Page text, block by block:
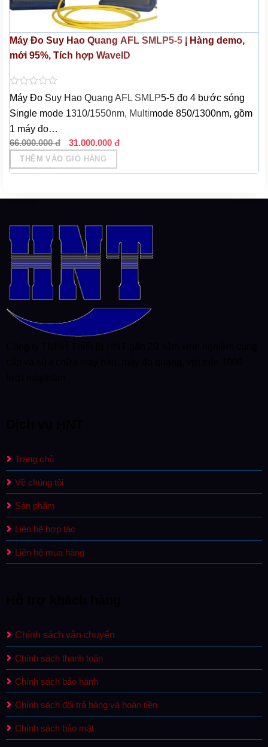
Máy Đo Suy Hao Quang AFL SMLP5-5 | Hàng demo,
mới 95%, Tích hợp WaveID
Được
xếp
hạng
0
5
sao
Máy Đo Suy Hao Quang AFL SMLP5-5 đo 4 bước sóng
Single mode 1310/1550nm, Multimode 850/1300nm, gồm
1 máy đo…
66.000.000đ
Giá
gốc
là:
66.000.000 đ.
31.000.000 đ
THÊM VÀO GIỎ HÀNG
Trang chủ
Về chúng tôi
Sản phẩm
Liên hệ hợp tác
Liên hệ mua hàng
Chính sách vận chuyển
Chính sách thanh toán
Chính sách bảo hành
Chính sách đổi trả hàng và hoàn tiền
Chính sách bảo mật